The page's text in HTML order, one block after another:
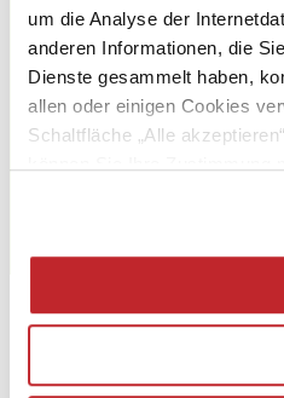
um die Analyse der
anderen Informationen, die
Dienste gesammelt haben,
allen oder einigen Cookies
Schaltfläche „Alle
CERAMICHE S.p.A.
Via Panaria Bassa 22/A
FINALE EMILIA, 41034
Modena
Tel. 0535 95111
Fax 0535 90503
www.panaria.it